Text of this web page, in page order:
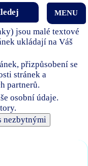
jsou malé textové
ukládají na Váš
přizpůsobení se
stránek a
partnerů.
osobní údaje.
nezbytnými
MENU